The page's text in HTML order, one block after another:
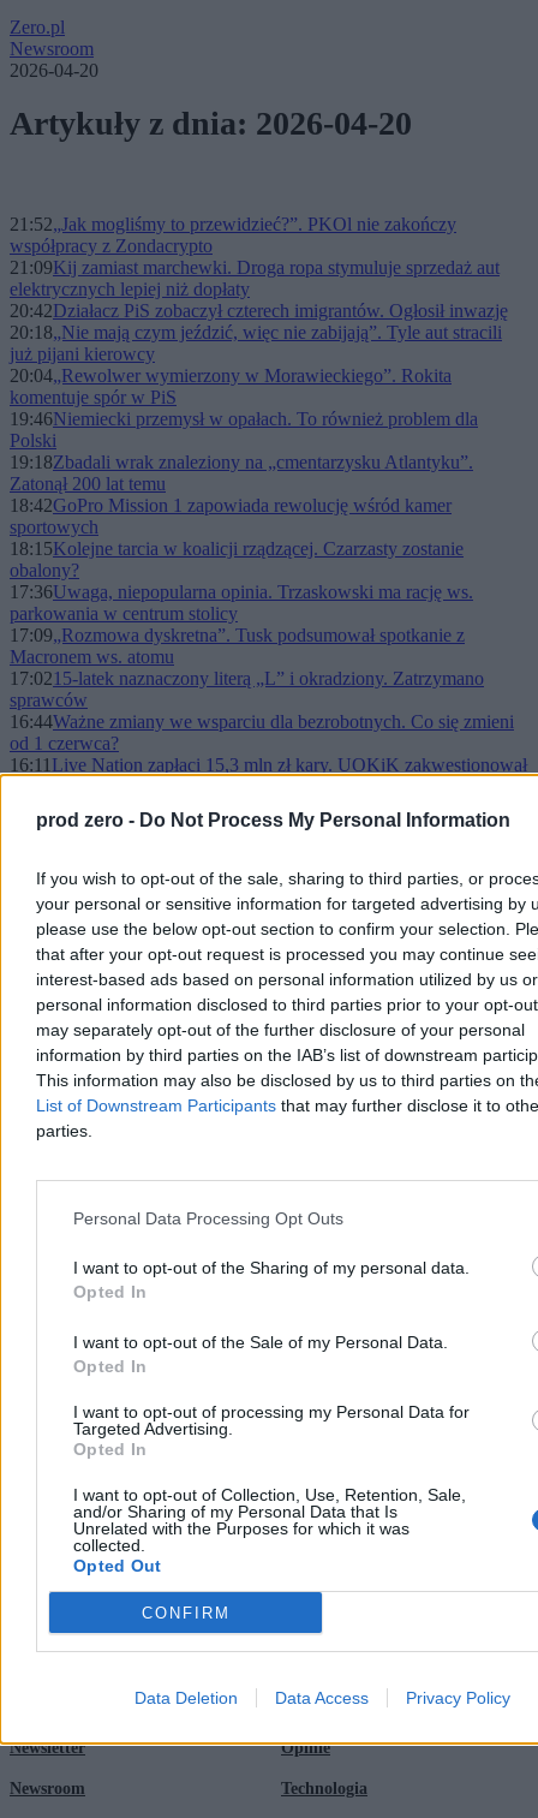
prod zero - Do Not Process My Personal Information
If you wish to opt-out of the sale, sharing to third parties, or
your personal or sensitive information for targeted advertising by
please use the below opt-out section to confirm your selection.
that after your opt-out request is processed you may continue
interest-based ads based on personal information utilized by us or
personal information disclosed to third parties prior to your opt-
may separately opt-out of the further disclosure of your personal
information by third parties on the IAB’s list of downstream
This information may also be disclosed by us to third parties on
List of Downstream Participants that may further disclose it to
parties.
Personal Data Processing Opt Outs
I want to opt-out of the Sharing of my personal data.
Opted In
I want to opt-out of the Sale of my Personal Data.
Opted In
I want to opt-out of processing my Personal Data for
Targeted Advertising.
Opted In
I want to opt-out of Collection, Use, Retention, Sale,
and/or Sharing of my Personal Data that Is
Unrelated with the Purposes for which it was
collected.
Opted Out
CONFIRM
Data Deletion Data Access Privacy Policy
Zero.pl
Newsroom
2026-04-20
Artykuły z dnia: 2026-04-20
21:52„Jak mogliśmy to przewidzieć?”. PKOl nie zakończy
współpracy z Zondacrypto
21:09Kij zamiast marchewki. Droga ropa stymuluje sprzedaż aut
elektrycznych lepiej niż dopłaty
20:42Działacz PiS zobaczył czterech imigrantów. Ogłosił inwazję
20:18„Nie mają czym jeździć, więc nie zabijają”. Tyle aut stracili
już pijani kierowcy
20:04„Rewolwer wymierzony w Morawieckiego”. Rokita
komentuje spór w PiS
19:46Niemiecki przemysł w opałach. To również problem dla
Polski
19:18Zbadali wrak znaleziony na „cmentarzysku Atlantyku”.
Zatonął 200 lat temu
18:42GoPro Mission 1 zapowiada rewolucję wśród kamer
sportowych
18:15Kolejne tarcia w koalicji rządzącej. Czarzasty zostanie
obalony?
17:36Uwaga, niepopularna opinia. Trzaskowski ma rację ws.
parkowania w centrum stolicy
17:09„Rozmowa dyskretna”. Tusk podsumował spotkanie z
Macronem ws. atomu
17:0215-latek naznaczony literą „L” i okradziony. Zatrzymano
sprawców
16:44Ważne zmiany we wsparciu dla bezrobotnych. Co się zmieni
od 1 czerwca?
16:11 Live Nation zapłaci 15,3 mln zł kary. UOKiK zakwestionował
Kłopoty Brauna. Prokuratura domaga się zatrzymania
europosła
15:19Huawei Pura X dominuje na chińskim rynku. To zaskakująco
dobra informacje dla Apple
15:13Huawei Pura X Max - przypatrz się dobrze. Tak będzie
wyglądać iPhone Fold
15:03Trzęsienie ziemi u wybrzeży Japonii. Ostrzeżenia przed
tsunami
14:51Państwo zawiodło w sprawie Zondacrypto? Setki
poszkodowanych mogły stracić fortunę
14:24Borisow przegrał. Bułgarzy świętują – albo i nie
13:35Wrzuciła do sieci obraźliwy wpis. Teraz przeprasza
13:26Obowiązkowa służba wojskowa? Gen. Polko: Polska nie jest
gotowa
12:40„Lewy” i jego biznesy. Ekspert: Wizerunek wręcz zły
się dzieje
Zapytał Nowacką o Jędraszewskiego. „Opowiada bzdury”
Morawiecki odpowiada Jakiemu. Wspomniał o jabłuszku
Izraelski żołnierz zniszczył figurę Jezusa. Armia potwierdza
Triumf byłego prezydenta. Najnowsze wyniki z Bułgarii
Ruszają protesty w szpitalach. Walczą o pieniądze
Nieudane biznesy Lewandowskiego. Interesy z przestępcami,
długi, zmarnowane granty
Zero.pl
Newsletter
Newsroom
Tematy
Biznes
Opinie
Technologia